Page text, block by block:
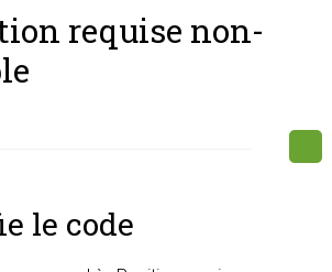
requise non-
le code